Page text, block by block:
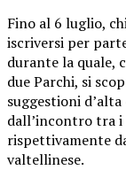
Fino al 6 luglio,
iscriversi per
durante la quale,
due Parchi, si
suggestioni
dall’incontro tra
rispettivamente
valtellinese.